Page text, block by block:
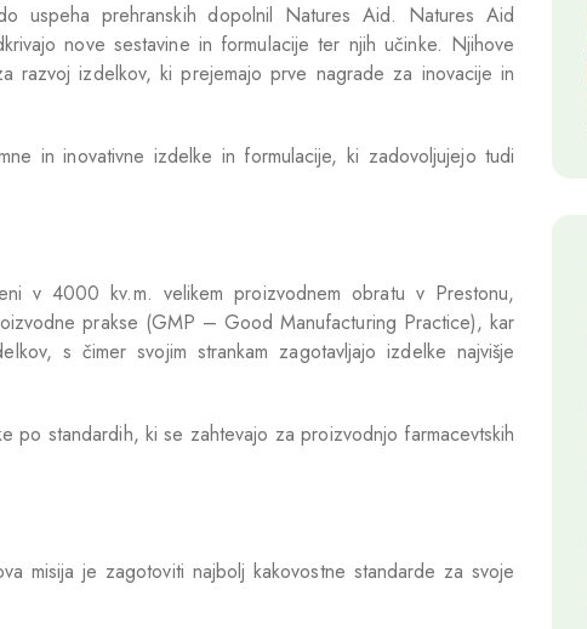
uspeha prehranskih dopolnil Natures Aid. Natures Aid
nove sestavine in formulacije ter njih učinke. Njihove
razvoj izdelkov, ki prejemajo prve nagrade za inovacije in
in inovativne izdelke in formulacije, ki zadovoljujejo tudi
v 4000 kv.m. velikem proizvodnem obratu v Prestonu,
prakse (GMP – Good Manufacturing Practice), kar
s čimer svojim strankam zagotavljajo izdelke najvišje
po standardih, ki se zahtevajo za proizvodnjo farmacevtskih
misija je zagotoviti najbolj kakovostne standarde za svoje